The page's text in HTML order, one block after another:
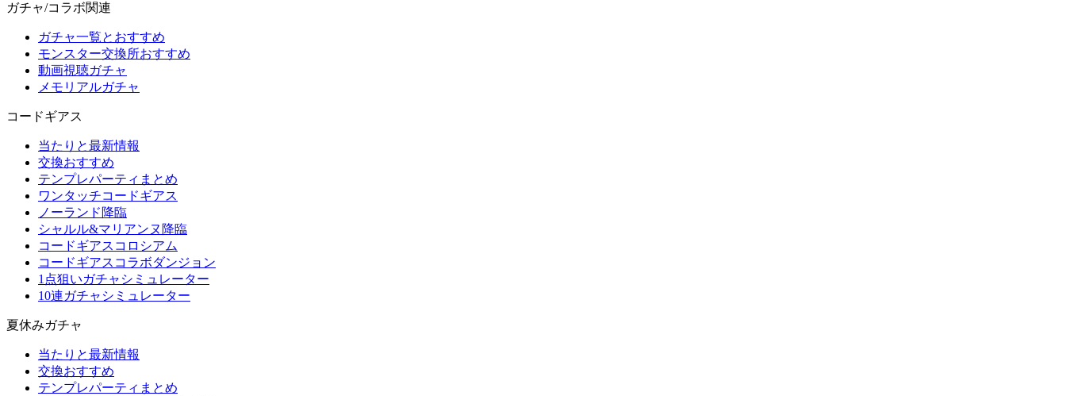
ガチャ/コラボ関連
ガチャ一覧とおすすめ
モンスター交換所おすすめ
動画視聴ガチャ
メモリアルガチャ
コードギアス
当たりと最新情報
交換おすすめ
テンプレパーティまとめ
ワンタッチコードギアス
ノーランド降臨
シャルル&マリアンヌ降臨
コードギアスコロシアム
コードギアスコラボダンジョン
1点狙いガチャシミュレーター
10連ガチャシミュレーター
夏休みガチャ
当たりと最新情報
交換おすすめ
テンプレパーティまとめ